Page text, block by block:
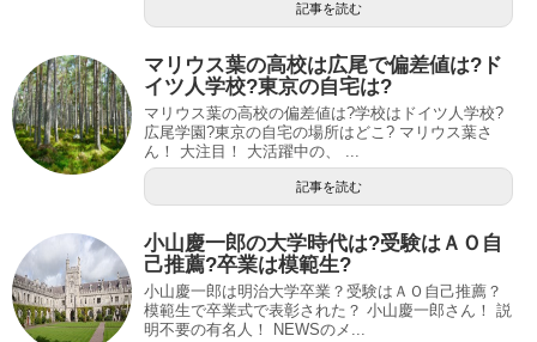
記事を読む
マリウス葉の高校は広尾で偏差値は?ド
イツ人学校?東京の自宅は?
マリウス葉の高校の偏差値は?学校はドイツ人学校?
広尾学園?東京の自宅の場所はどこ? マリウス葉さ
ん！ 大注目！ 大活躍中の、 ...
記事を読む
小山慶一郎の大学時代は?受験はＡＯ自
己推薦?卒業は模範生?
小山慶一郎は明治大学卒業？受験はＡＯ自己推薦？
模範生で卒業式で表彰された？ 小山慶一郎さん！ 説
明不要の有名人！ NEWSのメ...